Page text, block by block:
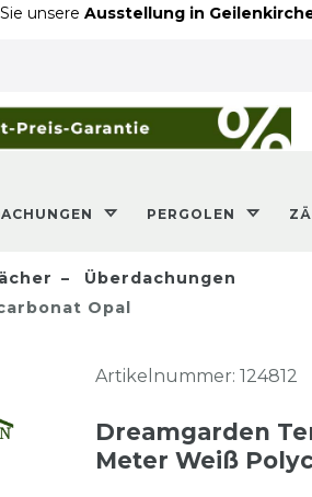
Ausstellung in Geilenkirchen- An der
PERGOLEN
Überdachungen
Opal
Artikelnummer: 124812
Dreamgarden
Meter Weiß